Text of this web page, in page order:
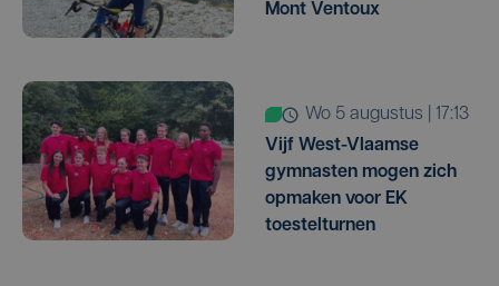
Mont Ventoux
wo 5 augustus | 17:13
Vijf West-Vlaamse
gymnasten mogen zich
opmaken voor EK
toestelturnen